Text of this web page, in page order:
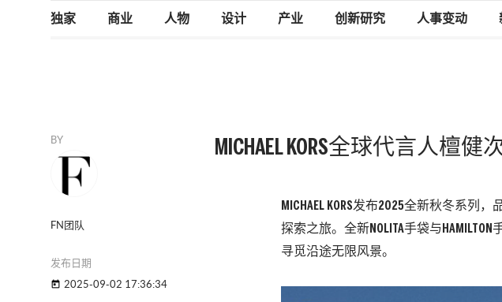
独家 商业 人物 设计 产业 创新研究 人事变动
BY
FN团队
发布日期
today 2025-09-02 17:36:34
MICHAEL KORS全球代言人檀
MICHAEL KORS发布2025全新秋冬系
探索之旅。全新NOLITA手袋与
寻觅沿途无限风景。